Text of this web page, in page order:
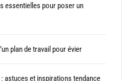
essentielles pour poser un
plan de travail pour évier
astuces et inspirations tendance